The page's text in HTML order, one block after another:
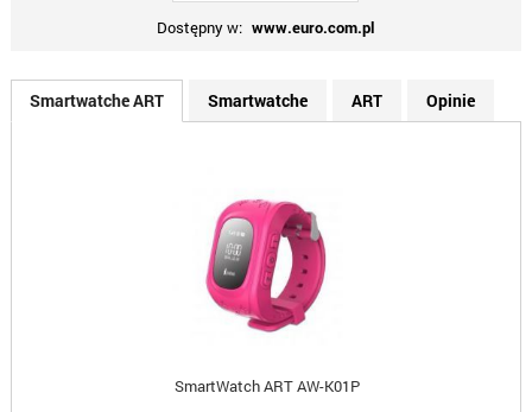
Dostępny w: www.euro.com.pl
Smartwatche ART Smartwatche ART Opinie
SmartWatch ART AW-K01P